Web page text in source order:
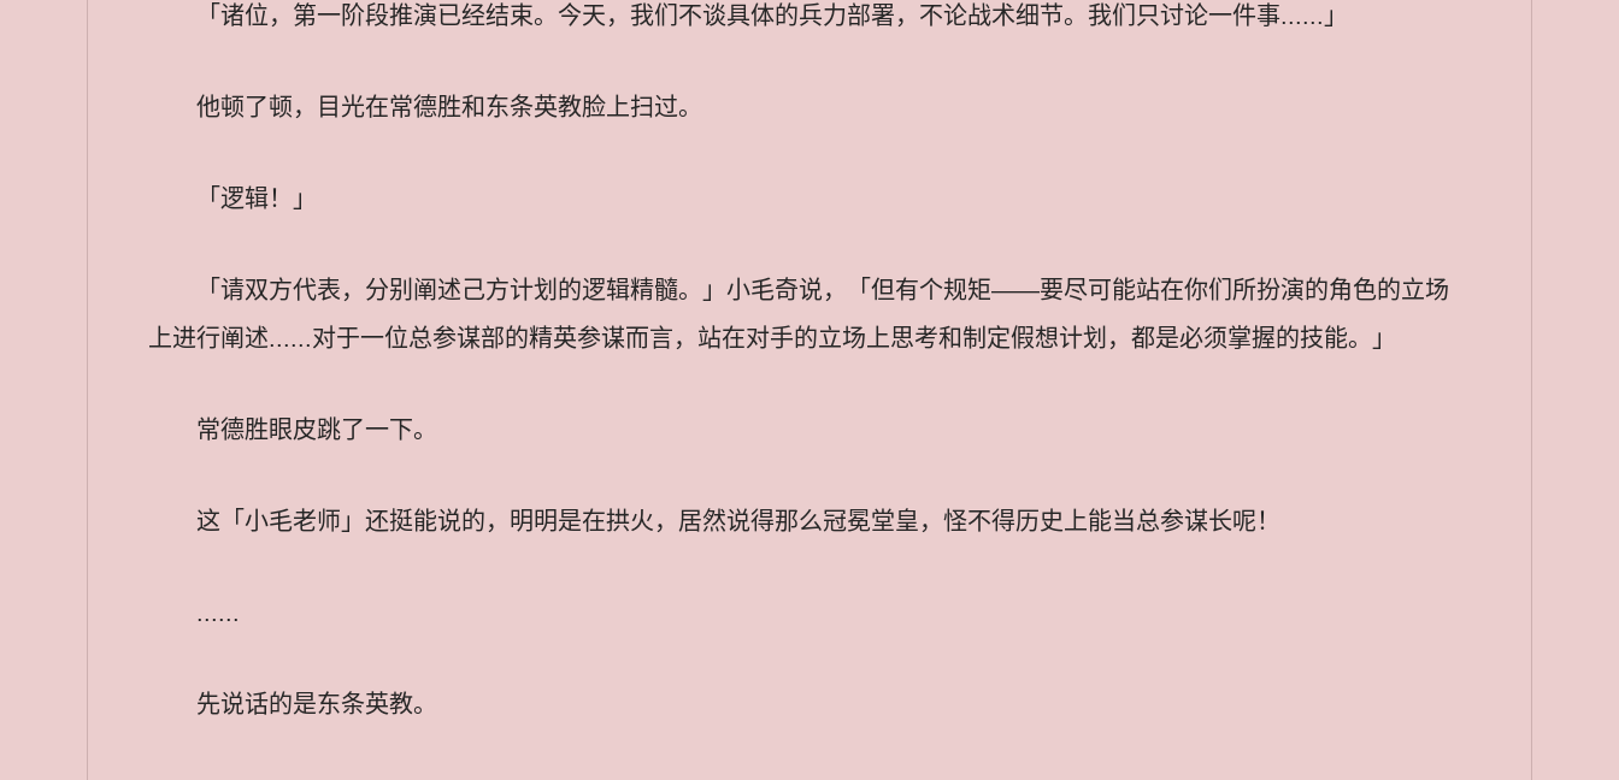
「诸位，第一阶段推演已经结束。今天，我们不谈具体的兵力部署，不论战术细节。我们只讨论一件事......」
他顿了顿，目光在常德胜和东条英教脸上扫过。
「逻辑！」
「请双方代表，分别阐述己方计划的逻辑精髓。」小毛奇说，「但有个规矩——要尽可能站在你们所扮演的角色的立场
上进行阐述......对于一位总参谋部的精英参谋而言，站在对手的立场上思考和制定假想计划，都是必须掌握的技能。」
常德胜眼皮跳了一下。
这「小毛老师」还挺能说的，明明是在拱火，居然说得那么冠冕堂皇，怪不得历史上能当总参谋长呢！
......
先说话的是东条英教。